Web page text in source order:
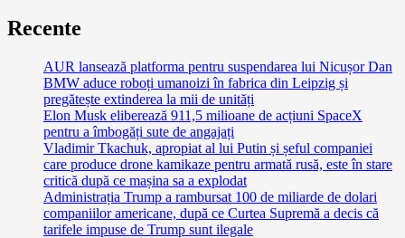
Recente
AUR lansează platforma pentru suspendarea lui Nicușor Dan
BMW aduce roboți umanoizi în fabrica din Leipzig și
pregătește extinderea la mii de unități
Elon Musk eliberează 911,5 milioane de acțiuni SpaceX
pentru a îmbogăți sute de angajați
Vladimir Tkachuk, apropiat al lui Putin și șeful companiei
care produce drone kamikaze pentru armată rusă, este în stare
critică după ce mașina sa a explodat
Administrația Trump a rambursat 100 de miliarde de dolari
companiilor americane, după ce Curtea Supremă a decis că
tarifele impuse de Trump sunt ilegale